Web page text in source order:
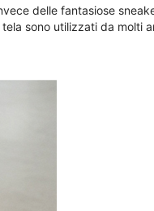
delle fantasiose
sono utilizzati da molti